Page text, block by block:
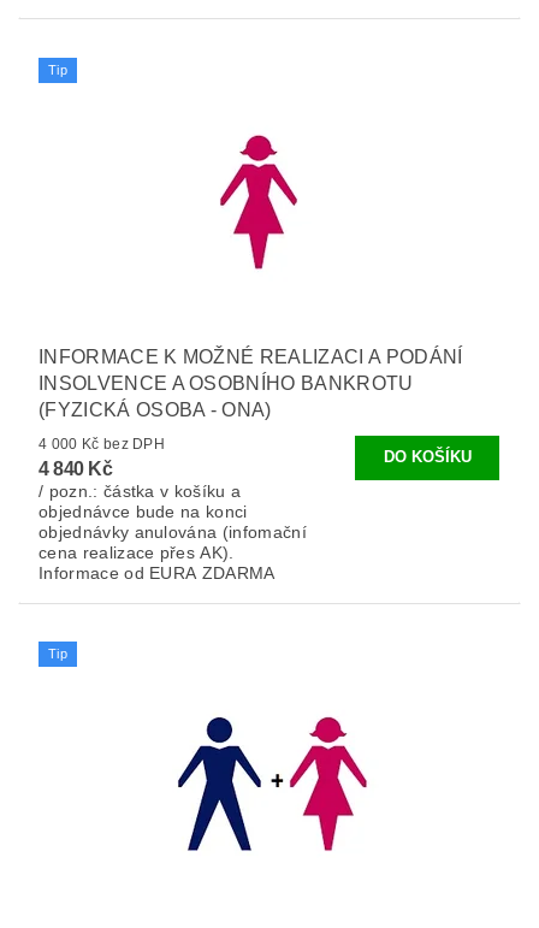
Tip
INFORMACE K MOŽNÉ REALIZACI A PODÁNÍ
INSOLVENCE A OSOBNÍHO BANKROTU
(FYZICKÁ OSOBA - ONA)
4 000 Kč bez DPH
4 840 Kč
/ pozn.: částka v košíku a
objednávce bude na konci
objednávky anulována (infomační
cena realizace přes AK).
Informace od EURA ZDARMA
Tip